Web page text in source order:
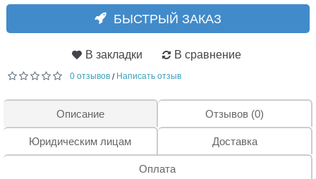
БЫСТРЫЙ ЗАКАЗ
В закладки В сравнение
0 отзывов / Написать отзыв
Описание Отзывов (0)
Юридическим лицам Доставка
Оплата